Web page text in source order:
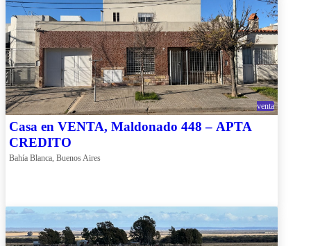
venta
Casa en VENTA, Maldonado 448 – APTA
CREDITO
Bahía Blanca, Buenos Aires